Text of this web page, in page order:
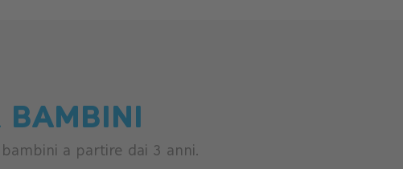
BAMBINI
a partire dai 3 anni.